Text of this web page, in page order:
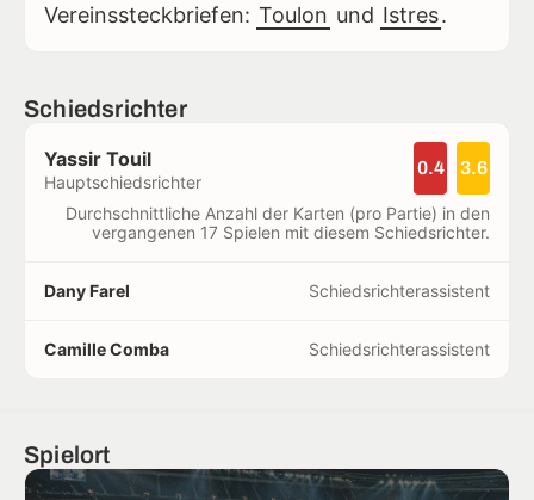
Vereinssteckbriefen: Toulon und Istres.
Schiedsrichter
Yassir Touil
Hauptschiedsrichter
0.4 3.6
Durchschnittliche Anzahl der Karten (pro Partie) in den
vergangenen 17 Spielen mit diesem Schiedsrichter.
Dany Farel Schiedsrichterassistent
Camille Comba Schiedsrichterassistent
Spielort